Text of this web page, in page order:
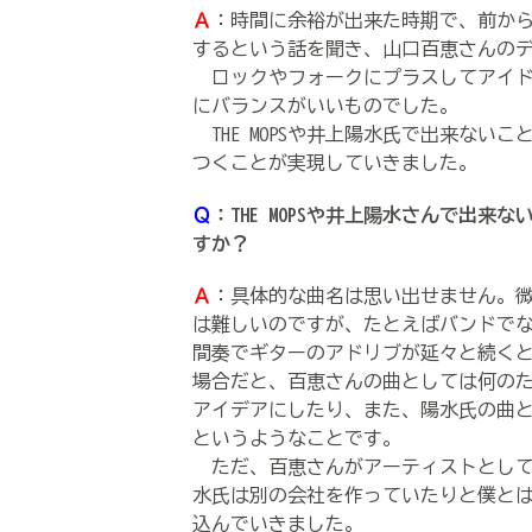
Ａ
：時間に余裕が出来た時期で、前か
するという話を聞き、山口百恵さんの
ロックやフォークにプラスしてアイ
にバランスがいいものでした。
THE MOPSや井上陽水氏で出来ない
つくことが実現していきました。
Ｑ ：THE MOPSや井上陽水さんで出来
すか？
Ａ
：具体的な曲名は思い出せません。
は難しいのですが、たとえばバンドで
間奏でギターのアドリブが延々と続く
場合だと、百恵さんの曲としては何の
アイデアにしたり、また、陽水氏の曲
というようなことです。
ただ、百恵さんがアーティストとして
水氏は別の会社を作っていたりと僕と
込んでいきました。